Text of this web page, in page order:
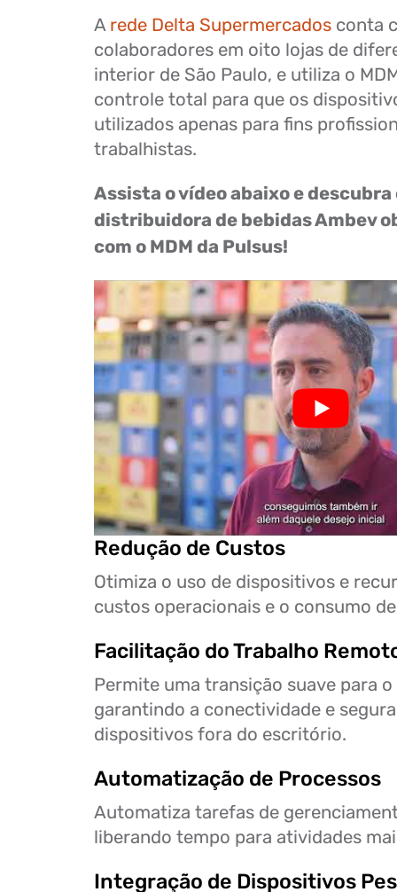
A rede Delta Supermercados conta
colaboradores em oito lojas de
interior de São Paulo, e utiliza o
controle total para que os
utilizados apenas para fins
trabalhistas.
Assista o vídeo abaixo e descubra
distribuidora de bebidas Ambev
com o MDM da Pulsus!
Redução de Custos
Otimiza o uso de dispositivos e
custos operacionais e o consumo
Facilitação do Trabalho
Permite uma transição suave para
garantindo a conectividade e
dispositivos fora do escritório.
Automatização de Processos
Automatiza tarefas de
liberando tempo para atividades
Integração de Dispositivos